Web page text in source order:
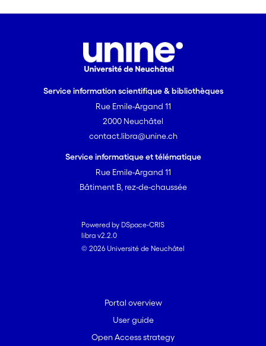
Service information scientifique & bibliothèques
Rue Emile-Argand 11
2000 Neuchâtel
contact.libra@unine.ch
Service informatique et télématique
Rue Emile-Argand 11
Bâtiment B, rez-de-chaussée
Powered by DSpace-CRIS
libra v2.2.0
© 2026 Université de Neuchâtel
Portal overview
User guide
Open Access strategy